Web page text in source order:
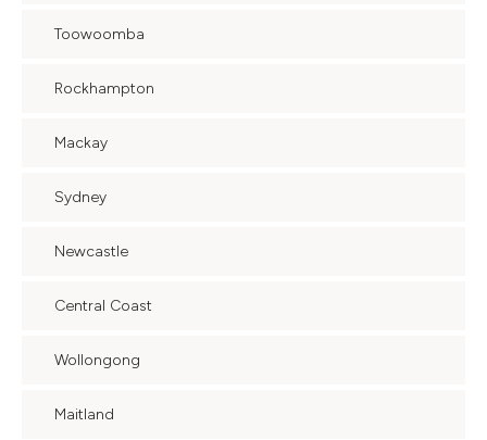
Toowoomba
Rockhampton
Mackay
Sydney
Newcastle
Central Coast
Wollongong
Maitland